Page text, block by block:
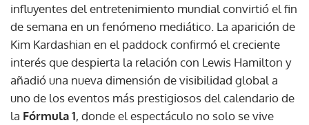
influyentes del entretenimiento mundial convirtió el fin
de semana en un fenómeno mediático. La aparición de
Kim Kardashian en el paddock confirmó el creciente
interés que despierta la relación con Lewis Hamilton y
añadió una nueva dimensión de visibilidad global a
uno de los eventos más prestigiosos del calendario de
la Fórmula 1, donde el espectáculo no solo se vive